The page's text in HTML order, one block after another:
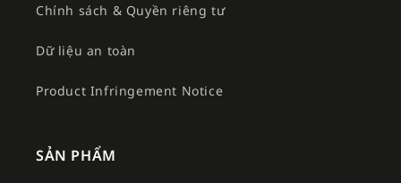
Chính sách & Quyền riêng tư
Dữ liệu an toàn
Product Infringement Notice
SẢN PHẨM